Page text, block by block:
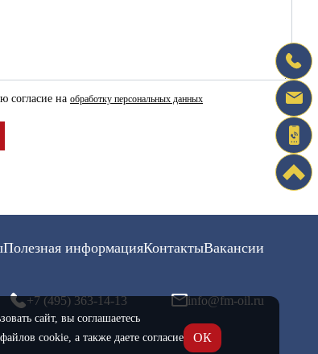
согласие на обработку персональных данных
сайт, вы соглашаетесь
cookie, а также даете согласие
ОК
Полезная информацияКонтактыВакансии
+7 (495) 363-14-13 info@fm-oil.ru